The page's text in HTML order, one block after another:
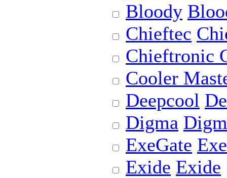
Bloody
Chieftec
Chieftronic
Cooler
Deepcool
Digma
ExeGate
Exide Exide